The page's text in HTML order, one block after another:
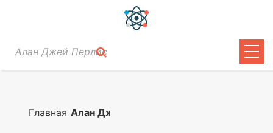
Главная Алан Джей Перлис